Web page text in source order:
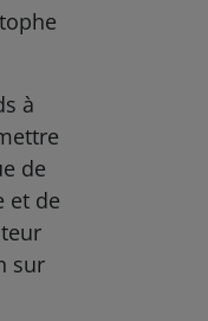
à
de
et de
sur